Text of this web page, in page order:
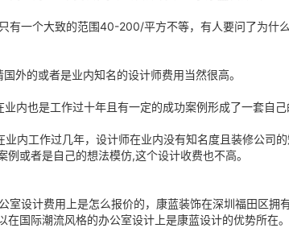
一个大致的范围40-200/平方不等，有人要问了为什
外的或者是业内知名的设计师费用当然很高。
内也是工作过十年且有一定的成功案例形成了一套自己
内工作过几年，设计师在业内没有知名度且装修公司
或者是自己的想法模仿,这个设计收费也不高。
设计费用上是怎么报价的，康蓝装饰在深圳福田区拥
国际潮流风格的办公室设计上是康蓝设计的优势所